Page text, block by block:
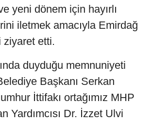
yeni dönem için hayırlı
iletmek amacıyla Emirdağ
ziyaret etti.
duyduğu memnuniyeti
Başkanı Serkan
İttifakı ortağımız MHP
Yardımcısı Dr. İzzet Ulvi